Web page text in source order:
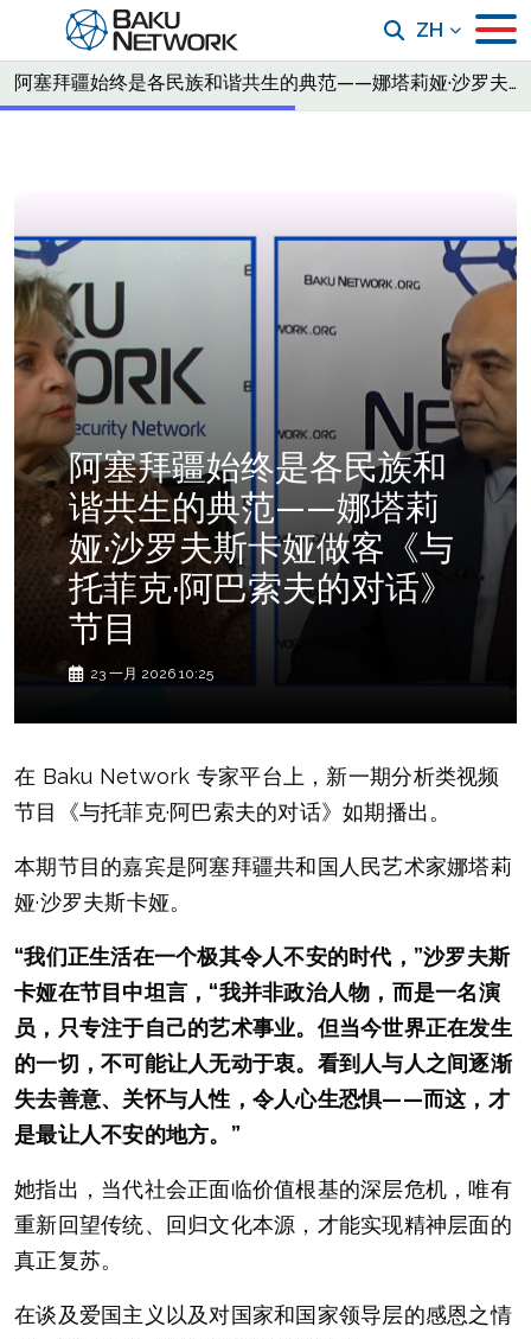
ZH
阿塞拜疆始终是各民族和谐共生的典范——娜塔莉娅·沙罗夫斯卡娅做客《与托菲克·阿巴索夫的对话》节目
阿塞拜疆始终是各民族和
谐共生的典范——娜塔莉
娅·沙罗夫斯卡娅做客《与
托菲克·阿巴索夫的对话》
节目
23 一月 2026 10:25
在 Baku Network 专家平台上，新一期分析类视频
节目《与托菲克·阿巴索夫的对话》如期播出。
本期节目的嘉宾是阿塞拜疆共和国人民艺术家娜塔莉
娅·沙罗夫斯卡娅。
“我们正生活在一个极其令人不安的时代，”沙罗夫斯
卡娅在节目中坦言，“我并非政治人物，而是一名演
员，只专注于自己的艺术事业。但当今世界正在发生
的一切，不可能让人无动于衷。看到人与人之间逐渐
失去善意、关怀与人性，令人心生恐惧——而这，才
是最让人不安的地方。”
她指出，当代社会正面临价值根基的深层危机，唯有
重新回望传统、回归文化本源，才能实现精神层面的
真正复苏。
在谈及爱国主义以及对国家和国家领导层的感恩之情